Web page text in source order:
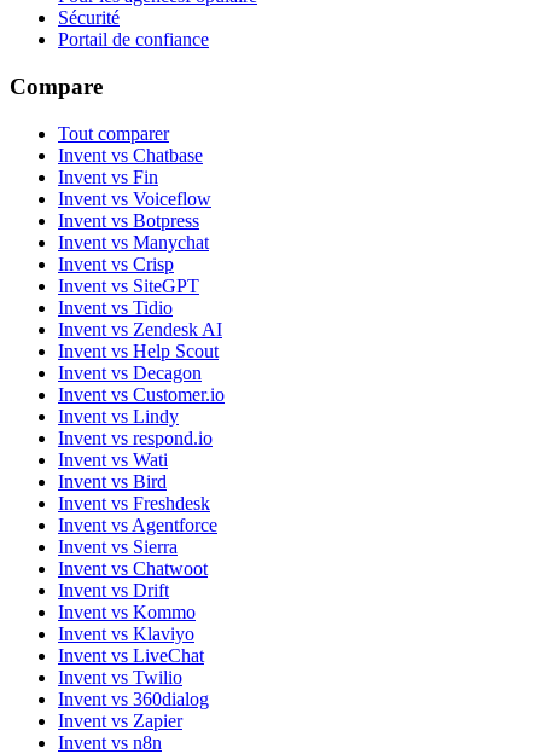
Sécurité
Portail de confiance
Compare
Tout comparer
Invent vs Chatbase
Invent vs Fin
Invent vs Voiceflow
Invent vs Botpress
Invent vs Manychat
Invent vs Crisp
Invent vs SiteGPT
Invent vs Tidio
Invent vs Zendesk AI
Invent vs Help Scout
Invent vs Decagon
Invent vs Customer.io
Invent vs Lindy
Invent vs respond.io
Invent vs Wati
Invent vs Bird
Invent vs Freshdesk
Invent vs Agentforce
Invent vs Sierra
Invent vs Chatwoot
Invent vs Drift
Invent vs Kommo
Invent vs Klaviyo
Invent vs LiveChat
Invent vs Twilio
Invent vs 360dialog
Invent vs Zapier
Invent vs n8n